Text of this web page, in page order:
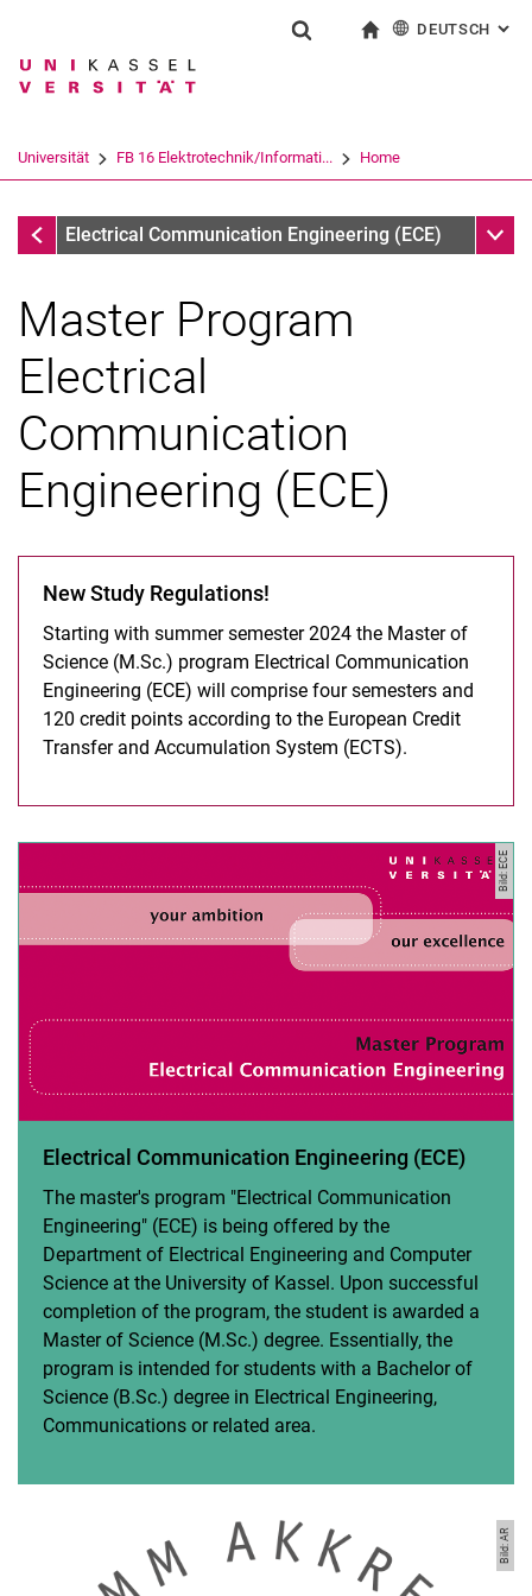
Springe direkt zu: Inhalt
Springe direkt zu: Suche
Springe direkt zu:
Suchbegriff
Suchen (öffnet externen Link in einem
DEUTSCH :
Universität FB 16 Elektrotechnik/Informati... Home
FB 16 Elektrotechnik/Informatik
Electrical Communication Engineering (ECE)
Master Program
Electrical
Communication
Engineering (ECE)
New Study Regulations!
Starting with summer semester 2024 the Master of
Science (M.Sc.) program Electrical Communication
Engineering (ECE) will comprise four semesters and
120 credit points according to the European Credit
Transfer and Accumulation System (ECTS).
Bild: ECE
Electrical Communication Engineering (ECE)
The master's program "Electrical Communication
Engineering" (ECE) is being offered by the
Department of Electrical Engineering and Computer
Science at the University of Kassel. Upon successful
completion of the program, the student is awarded a
Master of Science (M.Sc.) degree. Essentially, the
program is intended for students with a Bachelor of
Science (B.Sc.) degree in Electrical Engineering,
Communications or related area.
Bild: AR